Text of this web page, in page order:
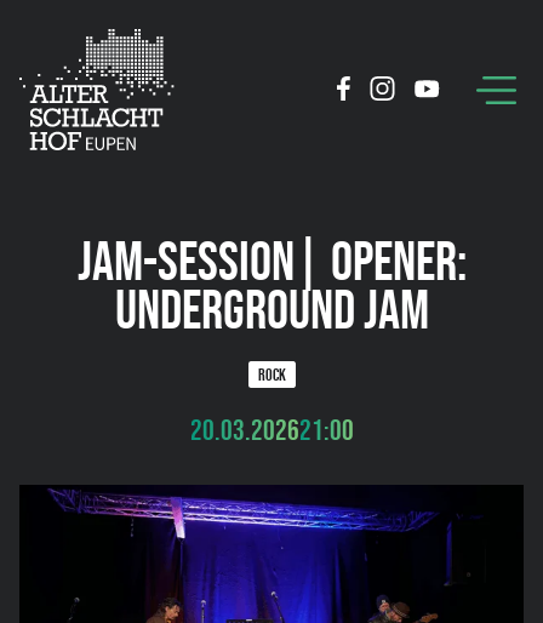
JAM-SESSION| OPENER:
UNDERGROUND JAM
ROCK
20.03.202621:00